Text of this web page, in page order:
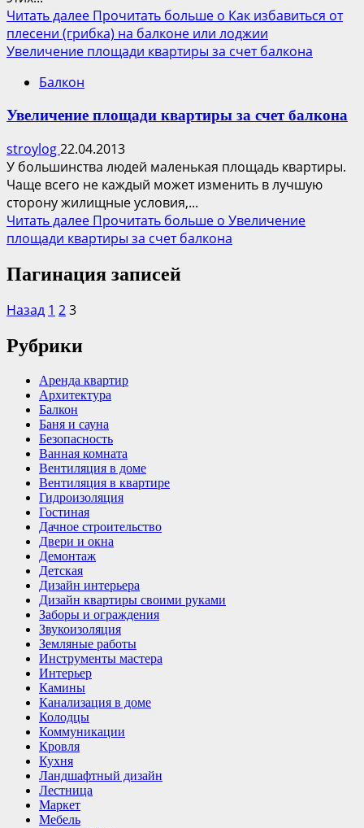
Читать далее Прочитать больше о Как избавиться от
плесени (грибка) на балконе или лоджии
Увеличение площади квартиры за счет балкона
Балкон
Увеличение площади квартиры за счет балкона
stroylog22.04.2013
У большинства людей маленькая площадь квартиры.
Чаще всего не каждый может изменить в лучшую
сторону жилищные условия,...
Читать далее Прочитать больше о Увеличение
площади квартиры за счет балкона
Пагинация записей
Назад 1 23
Рубрики
Аренда квартир
Архитектура
Балкон
Баня и сауна
Безопасность
Ванная комната
Вентиляция в доме
Вентиляция в квартире
Гидроизоляция
Гостиная
Дачное строительство
Двери и окна
Демонтаж
Детская
Дизайн интерьера
Дизайн квартиры своими руками
Заборы и ограждения
Звукоизоляция
Земляные работы
Инструменты мастера
Интерьер
Камины
Канализация в доме
Колодцы
Коммуникации
Кровля
Кухня
Ландшафтный дизайн
Лестница
Маркет
Мебель